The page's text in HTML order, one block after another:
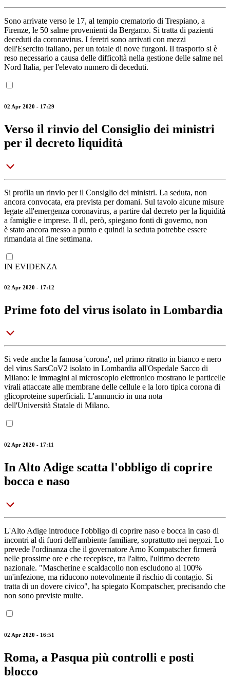
Sono arrivate verso le 17, al tempio crematorio di Trespiano, a
Firenze, le 50 salme provenienti da Bergamo. Si tratta di pazienti
deceduti da coronavirus. I feretri sono arrivati con mezzi
dell'Esercito italiano, per un totale di nove furgoni. Il trasporto si è
reso necessario a causa delle difficoltà nella gestione delle salme nel
Nord Italia, per l'elevato numero di deceduti.
02 Apr 2020 - 17:29
Verso il rinvio del Consiglio dei ministri
per il decreto liquidità
Si profila un rinvio per il Consiglio dei ministri. La seduta, non
ancora convocata, era prevista per domani. Sul tavolo alcune misure
legate all'emergenza coronavirus, a partire dal decreto per la liquidità
a famiglie e imprese. Il dl, però, spiegano fonti di governo, non
è stato ancora messo a punto e quindi la seduta potrebbe essere
rimandata al fine settimana.
IN EVIDENZA
02 Apr 2020 - 17:12
Prime foto del virus isolato in Lombardia
Si vede anche la famosa 'corona', nel primo ritratto in bianco e nero
del virus SarsCoV2 isolato in Lombardia all'Ospedale Sacco di
Milano: le immagini al microscopio elettronico mostrano le particelle
virali attaccate alle membrane delle cellule e la loro tipica corona di
glicoproteine superficiali. L'annuncio in una nota
dell'Università Statale di Milano.
02 Apr 2020 - 17:11
In Alto Adige scatta l'obbligo di coprire
bocca e naso
L'Alto Adige introduce l'obbligo di coprire naso e bocca in caso di
incontri al di fuori dell'ambiente familiare, soprattutto nei negozi. Lo
prevede l'ordinanza che il governatore Arno Kompatscher firmerà
nelle prossime ore e che recepisce, tra l'altro, l'ultimo decreto
nazionale. "Mascherine e scaldacollo non escludono al 100%
un'infezione, ma riducono notevolmente il rischio di contagio. Si
tratta di un dovere civico", ha spiegato Kompatscher, precisando che
non sono previste multe.
02 Apr 2020 - 16:51
Roma, a Pasqua più controlli e posti
blocco